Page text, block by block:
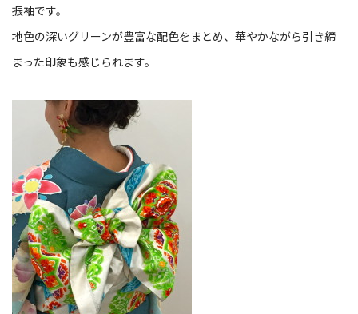
振袖です。
地色の深いグリーンが豊富な配色をまとめ、華やかながら引き締
まった印象も感じられます。